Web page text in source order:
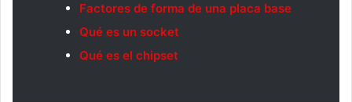
Factores de forma de una placa base
Qué es un socket
Qué es el chipset